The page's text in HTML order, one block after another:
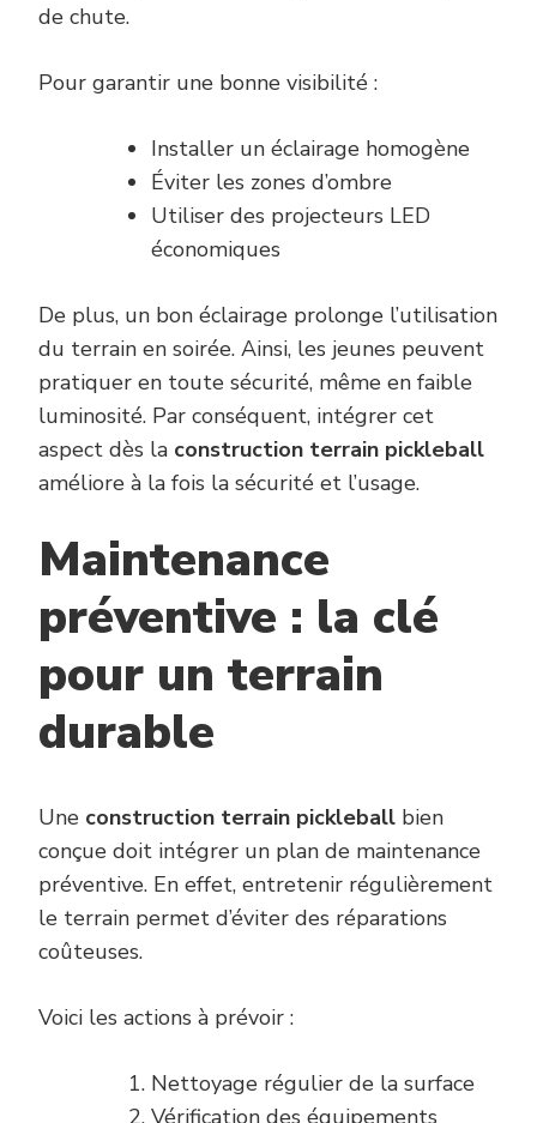
de chute.
Pour garantir une bonne visibilité :
Installer un éclairage homogène
Éviter les zones d’ombre
Utiliser des projecteurs LED
économiques
De plus, un bon éclairage prolonge l’utilisation
du terrain en soirée. Ainsi, les jeunes peuvent
pratiquer en toute sécurité, même en faible
luminosité. Par conséquent, intégrer cet
aspect dès la construction terrain pickleball
améliore à la fois la sécurité et l’usage.
Maintenance
préventive : la clé
pour un terrain
durable
Une construction terrain pickleball bien
conçue doit intégrer un plan de maintenance
préventive. En effet, entretenir régulièrement
le terrain permet d’éviter des réparations
coûteuses.
Voici les actions à prévoir :
Nettoyage régulier de la surface
Vérification des équipements